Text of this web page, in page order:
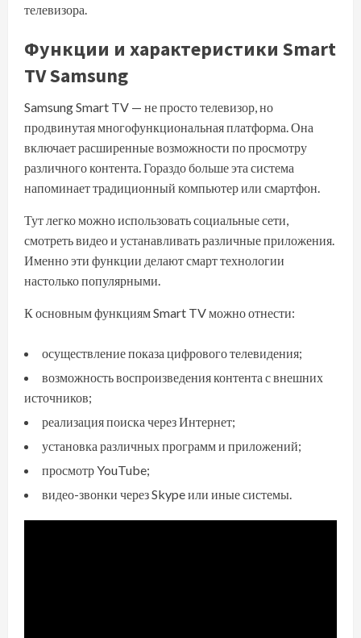
телевизора.
Функции и характеристики Smart
TV Samsung
Samsung Smart TV — не просто телевизор, но
продвинутая многофункциональная платформа. Она
включает расширенные возможности по просмотру
различного контента. Гораздо больше эта система
напоминает традиционный компьютер или смартфон.
Тут легко можно использовать социальные сети,
смотреть видео и устанавливать различные приложения.
Именно эти функции делают смарт технологии
настолько популярными.
К основным функциям Smart TV можно отнести:
осуществление показа цифрового телевидения;
возможность воспроизведения контента с внешних
источников;
реализация поиска через Интернет;
установка различных программ и приложений;
просмотр YouTube;
видео-звонки через Skype или иные системы.